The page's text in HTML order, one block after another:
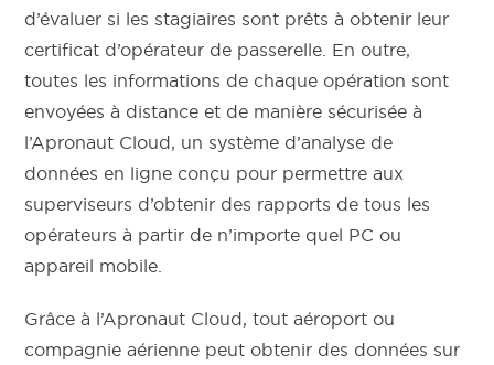
d’évaluer si les stagiaires sont prêts à obtenir leur
certificat d’opérateur de passerelle. En outre,
toutes les informations de chaque opération sont
envoyées à distance et de manière sécurisée à
l’Apronaut Cloud, un système d’analyse de
données en ligne conçu pour permettre aux
superviseurs d’obtenir des rapports de tous les
opérateurs à partir de n’importe quel PC ou
appareil mobile.
Grâce à l’Apronaut Cloud, tout aéroport ou
compagnie aérienne peut obtenir des données sur